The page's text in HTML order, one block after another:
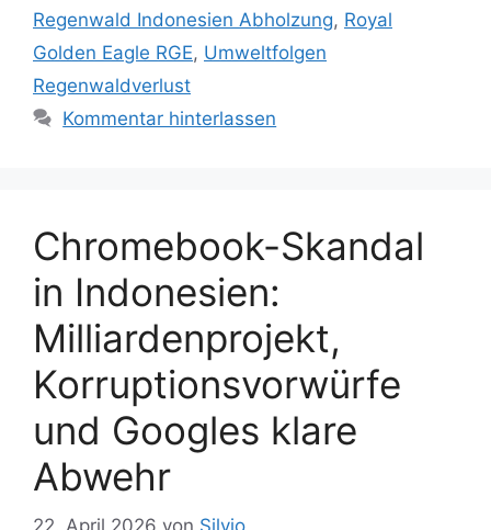
Regenwald Indonesien Abholzung, Royal
Golden Eagle RGE, Umweltfolgen
Regenwaldverlust
Kommentar hinterlassen
Chromebook-Skandal
in Indonesien:
Milliardenprojekt,
Korruptionsvorwürfe
und Googles klare
Abwehr
22. April 2026 von Silvio